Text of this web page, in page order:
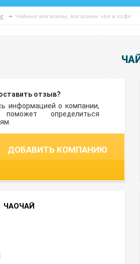
Чайные магазины, магазины чая и кофе
отзыв?
информацией о компании,
поможет определиться
ДОБАВИТЬ КОМПАНИЮ
ЧАОЧАЙ